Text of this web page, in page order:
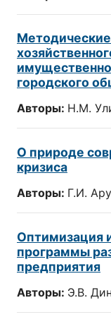
городского
Авторы: Н.М.
О природе
кризиса
Авторы: Г.И.
Оптимизация
программы
предприятия
Авторы: Э.В.